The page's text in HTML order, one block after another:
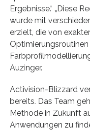
Ergebnisse.“ „Diese
wurde mit
erzielt, die von
Auzinger.
Activision-Blizzard
bereits. Das Team
Methode in Zukunft
Anwendungen zu